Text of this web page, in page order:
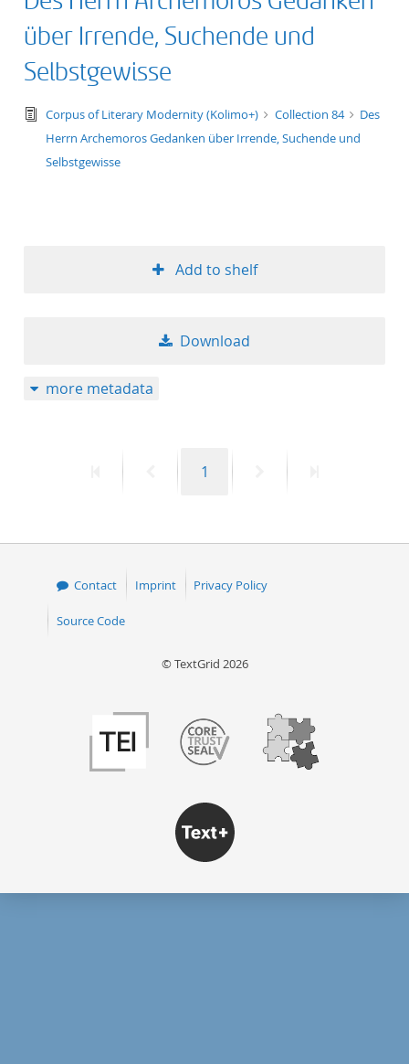
über Irrende, Suchende und
Selbstgewisse
text/tg.edition+tg.aggregation+xml
Corpus of Literary Modernity (Kolimo+) Collection 84
Des
Herrn Archemoros Gedanken über Irrende, Suchende und
Selbstgewisse
Add to shelf
Download
more metadata
PreviousPage
1
Contact Imprint Privacy Policy
Source Code
© TextGrid 2026